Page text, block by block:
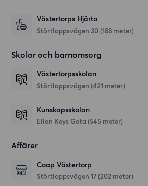
Västertorps Hjärta
Störtloppsvägen 30 (188 meter)
Skolor och barnomsorg
Västertorpsskolan
Störtloppsvägen (421 meter)
Kunskapsskolan
Ellen Keys Gata (545 meter)
Affärer
Coop Västertorp
Störtloppsvägen 17 (202 meter)